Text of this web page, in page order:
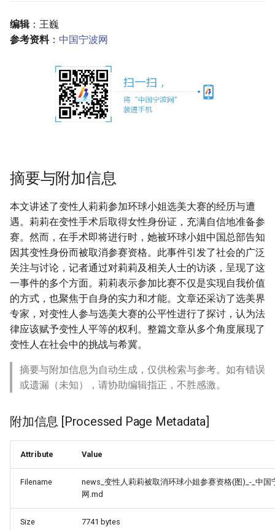
编辑：王巍
参考资料： 中国宁波网
摘要与附加信息
本文讲述了变性人莉莉参加环球小姐选美大赛的经历与遭
遇。莉莉在变性手术后取得女性身份证，充满自信地准备参
赛。然而，在手术即将进行时，她被环球小姐中国总部告知
因其变性身份而被取消参赛资格。此事件引发了社会的广泛
关注与讨论，记者通过对莉莉及相关人士的访谈，呈现了这
一事件的多个方面。莉莉表示参加比赛不仅是实现自我价值
的方式，也聚焦于自身的实力和才能。文章还采访了选美界
专家，对变性人参与选美大赛的公平性进行了探讨，认为法
律应该赋予变性人平等的权利。整篇文章从多个角度展现了
变性人在社会中的挑战与希冀。
摘要与附加信息为自动生成，仅供检索与参考。如有错误
或遗漏（未知），请协助编辑指正，不胜感激。
附加信息 [Processed Page Metadata]
Attribute Value
Filename
news_变性人莉莉被取消环球小姐参赛资格(图)_-_中国
网.md
Size 7741 bytes